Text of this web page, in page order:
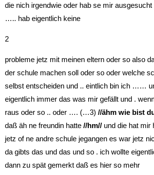
die nich irgendwie oder hab se mir
….. hab eigentlich keine
2
probleme jetz mit meinen eltern oder so also
der schule machen soll oder so oder welche
selbst entscheiden und .. eintlich bin ich ……
eigentlich immer das was mir gefällt und .
raus oder so .. oder …. (…3) //ähm wie bist
daß äh ne freundin hatte //hm// und die hat
jetz of ne andre schule jegangen es war jetz
da gibts das und das und so . ich wollte
dann zu spät gemerkt daß es hier so mehr